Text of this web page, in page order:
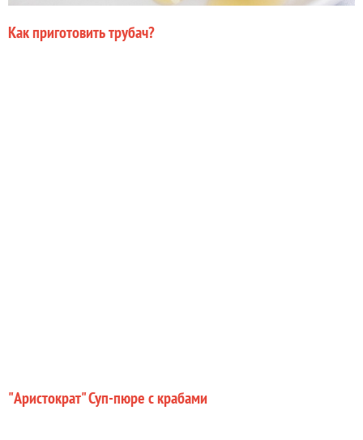
Как приготовить трубач?
"Аристократ" Суп-пюре с крабами